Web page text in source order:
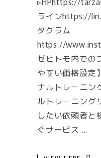
ラインhttps://
タグラム
https://
ゼヒトモ内での
やすい価格設定
ナルトレーニン
ルトレーニング
したい依頼者と
ぐサービス